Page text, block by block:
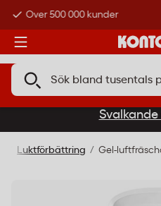
Över 500 000 kunder
Luktförbättring Gel-